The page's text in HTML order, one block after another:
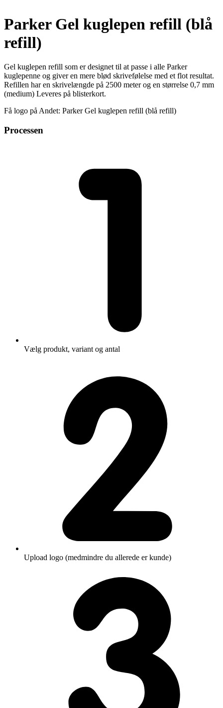
Parker Gel kuglepen refill (blå
refill)
Gel kuglepen refill som er designet til at passe i alle Parker
kuglepenne og giver en mere blød skrivefølelse med et flot resultat.
Refillen har en skrivelængde på 2500 meter og en størrelse 0,7 mm
(medium) Leveres på blisterkort.
Få logo på Andet: Parker Gel kuglepen refill (blå refill)
Processen
Vælg produkt, variant og antal
Upload logo (medmindre du allerede er kunde)